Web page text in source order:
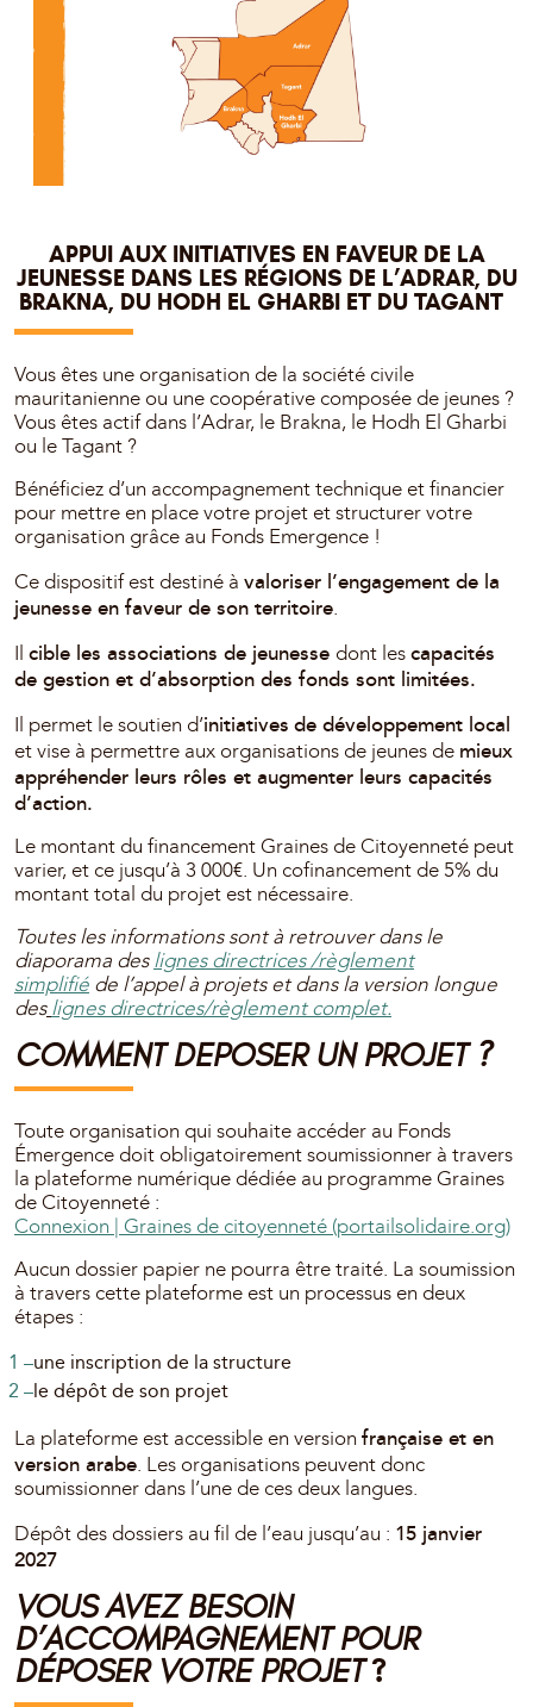
APPUI AUX INITIATIVES EN FAVEUR DE LA
JEUNESSE DANS LES RÉGIONS DE L’ADRAR, DU
BRAKNA, DU HODH EL GHARBI ET DU TAGANT
Vous êtes une organisation de la société civile
mauritanienne ou une coopérative composée de jeunes ?
Vous êtes actif dans l’Adrar, le Brakna, le Hodh El Gharbi
ou le Tagant ?
Bénéficiez d’un accompagnement technique et financier
pour mettre en place votre projet et structurer votre
organisation grâce au Fonds Emergence !
Ce dispositif est destiné à valoriser l’engagement de la
jeunesse en faveur de son territoire.
Il cible les associations de jeunesse dont lescapacités
de gestion et d’absorption des fonds sont limitées.
Il permet le soutien d’initiativesde développement local
et vise à permettre aux organisations de jeunes de mieux
appréhender leurs rôles et augmenter leurs capacités
d’action.
Le montant du financement Graines de Citoyenneté peut
varier, et ce jusqu’à 3 000€. Un cofinancement de 5% du
montant total du projet est nécessaire.
Toutes les informations sont à retrouver dans le
diaporama deslignes directrices/règlement
simplifié de l’appel à projets et dans la version longue
des lignes directrices/règlement complet.
COMMENT DEPOSER UN PROJET ?
Toute organisation qui souhaite accéder au Fonds
Émergence doit obligatoirement soumissionner à travers
la plateforme numérique dédiée au programme Graines
de Citoyenneté :
Connexion | Graines de citoyenneté (portailsolidaire.org)
Aucun dossier papier ne pourra être traité. La soumission
à travers cette plateforme est un processus en deux
étapes :
une inscription de la structure
le dépôt de son projet
La plateforme est accessible en versionfrançaise et en
version arabe. Les organisations peuvent donc
soumissionner dans l’une de ces deux langues.
Dépôt des dossiers au fil de l’eau jusqu’au : 15 janvier
2027
VOUS AVEZ BESOIN
D’ACCOMPAGNEMENT POUR
DÉPOSER VOTRE PROJET?